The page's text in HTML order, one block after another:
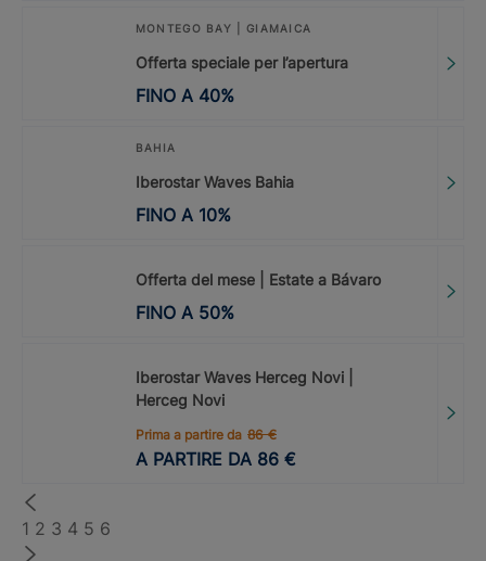
MONTEGO BAY | GIAMAICA
Offerta speciale per l’apertura
FINO A 40%
BAHIA
Iberostar Waves Bahia
FINO A 10%
Offerta del mese | Estate a Bávaro
FINO A 50%
Iberostar Waves Herceg Novi |
Herceg Novi
Prima a partire da 86 €
A PARTIRE DA 86 €
1 2 3 4 5 6